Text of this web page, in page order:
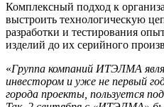
Комплексный подход к
выстроить технологическую
разработки и тестирования
изделий до их серийного
«Группа компаний ИТЭЛМА
инвестором и уже не первый
города проекты, пользуется